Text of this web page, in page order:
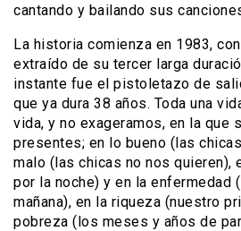
cantando y bailando sus
La historia comienza en 1983,
extraído de su tercer larga
instante fue el pistoletazo de
que ya dura 38 años. Toda una
vida, y no exageramos, en la que
presentes; en lo bueno (las
malo (las chicas no nos quieren),
por la noche) y en la enfermedad
mañana), en la riqueza (nuestro
pobreza (los meses y años de